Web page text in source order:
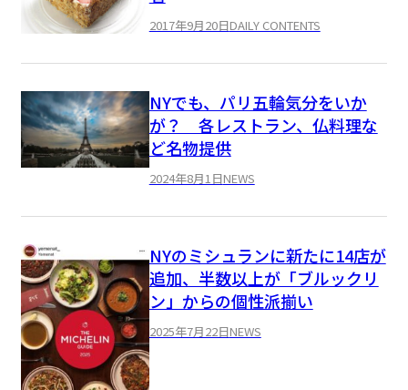
2017年9月20日DAILY CONTENTS
NYでも、パリ五輪気分をいか
が？ 各レストラン、仏料理な
ど名物提供
2024年8月1日NEWS
NYのミシュランに新たに14店が
追加、半数以上が「ブルックリ
ン」からの個性派揃い
2025年7月22日NEWS